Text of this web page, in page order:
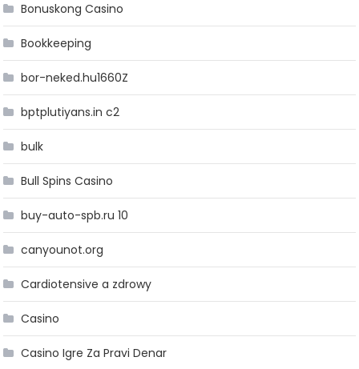
Bonuskong Casino
Bookkeeping
bor-neked.hu1660Z
bptplutiyans.in c2
bulk
Bull Spins Casino
buy-auto-spb.ru 10
canyounot.org
Cardiotensive a zdrowy
Casino
Casino Igre Za Pravi Denar